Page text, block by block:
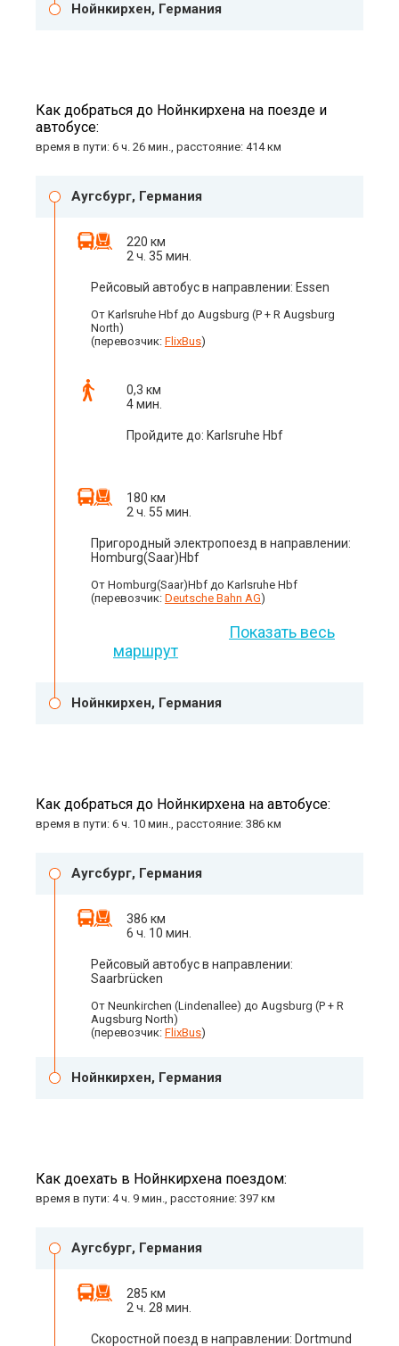
Нойнкирхен, Германия
Как добраться до Нойнкирхена на поезде и
автобусе:
время в пути: 6 ч. 26 мин., расстояние: 414 км
Аугсбург, Германия
220 км
2 ч. 35 мин.
Рейсовый автобус в направлении: Essen
От Karlsruhe Hbf до Augsburg (P + R Augsburg
North)
(перевозчик: FlixBus)
0,3 км
4 мин.
Пройдите до: Karlsruhe Hbf
180 км
2 ч. 55 мин.
Пригородный электропоезд в направлении:
Homburg(Saar)Hbf
От Homburg(Saar)Hbf до Karlsruhe Hbf
(перевозчик: Deutsche Bahn AG)
Показать весь
маршрут
Нойнкирхен, Германия
Как добраться до Нойнкирхена на автобусе:
время в пути: 6 ч. 10 мин., расстояние: 386 км
Аугсбург, Германия
386 км
6 ч. 10 мин.
Рейсовый автобус в направлении:
Saarbrücken
От Neunkirchen (Lindenallee) до Augsburg (P + R
Augsburg North)
(перевозчик: FlixBus)
Нойнкирхен, Германия
Как доехать в Нойнкирхена поездом:
время в пути: 4 ч. 9 мин., расстояние: 397 км
Аугсбург, Германия
285 км
2 ч. 28 мин.
Скоростной поезд в направлении: Dortmund